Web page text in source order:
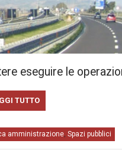
eseguire le
TUTTO
amministrazione Spazi pubblici